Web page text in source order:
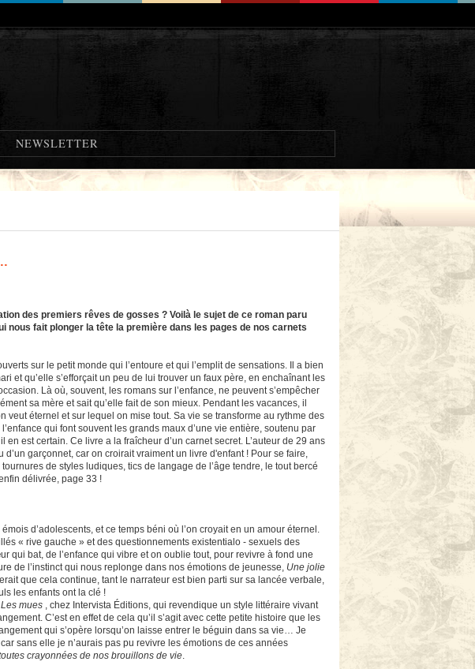
NEWSLETTER
des premiers rêves de gosses ? Voilà le sujet de ce roman paru
nous fait plonger la tête la première dans les pages de nos carnets
sur le petit monde qui l’entoure et qui l’emplit de sensations. Il a bien
et qu’elle s’efforçait un peu de lui trouver un faux père, en enchaînant les
Là où, souvent, les romans sur l’enfance, ne peuvent s’empêcher
sa mère et sait qu’elle fait de son mieux. Pendant les vacances, il
veut éternel et sur lequel on mise tout. Sa vie se transforme au rythme des
qui font souvent les grands maux d’une vie entière, soutenu par
en est certain. Ce livre a la fraîcheur d’un carnet secret. L’auteur de 29 ans
garçonnet, car on croirait vraiment un livre d'enfant ! Pour se faire,
de styles ludiques, tics de langage de l’âge tendre, le tout bercé
délivrée, page 33 !
d’adolescents, et ce temps béni où l’on croyait en un amour éternel.
« rive gauche » et des questionnements existentialo - sexuels des
qui bat, de l’enfance qui vibre et on oublie tout, pour revivre à fond une
de l’instinct qui nous replonge dans nos émotions de jeunesse, Une jolie
que cela continue, tant le narrateur est bien parti sur sa lancée verbale,
les enfants ont la clé !
Les mues , chez Intervista Éditions, qui revendique un style littéraire vivant
C’est en effet de cela qu’il s’agit avec cette petite histoire que les
qui s’opère lorsqu’on laisse entrer le béguin dans sa vie… Je
sans elle je n’aurais pas pu revivre les émotions de ces années
crayonnées de nos brouillons de vie.